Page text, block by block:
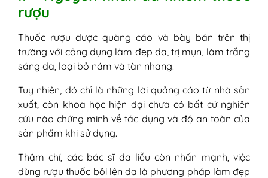
rượu
Thuốc rượu được quảng cáo và bày bán trên thị
trường với công dụng làm đẹp da, trị mụn, làm trắng
sáng da, loại bỏ nám và tàn nhang.
Tuy nhiên, đó chỉ là những lời quảng cáo từ nhà sản
xuất, còn khoa học hiện đại chưa có bất cứ nghiên
cứu nào chứng minh về tác dụng và độ an toàn của
sản phẩm khi sử dụng.
Thậm chí, các bác sĩ da liễu còn nhấn mạnh, việc
dùng rượu thuốc bôi lên da là phương pháp làm đẹp